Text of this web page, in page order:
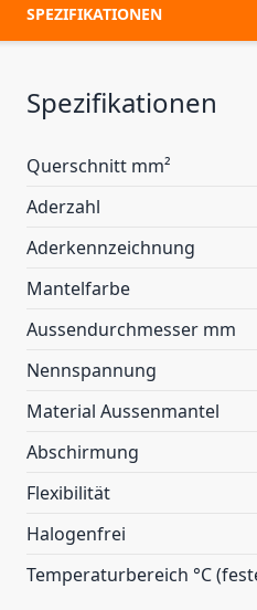
SPEZIFIKATIONEN
Spezifikationen
Querschnitt mm²
Aderzahl
Aderkennzeichnung
Mantelfarbe
Aussendurchmesser mm
Nennspannung
Material Aussenmantel
Abschirmung
Flexibilität
Halogenfrei
Temperaturbereich °C